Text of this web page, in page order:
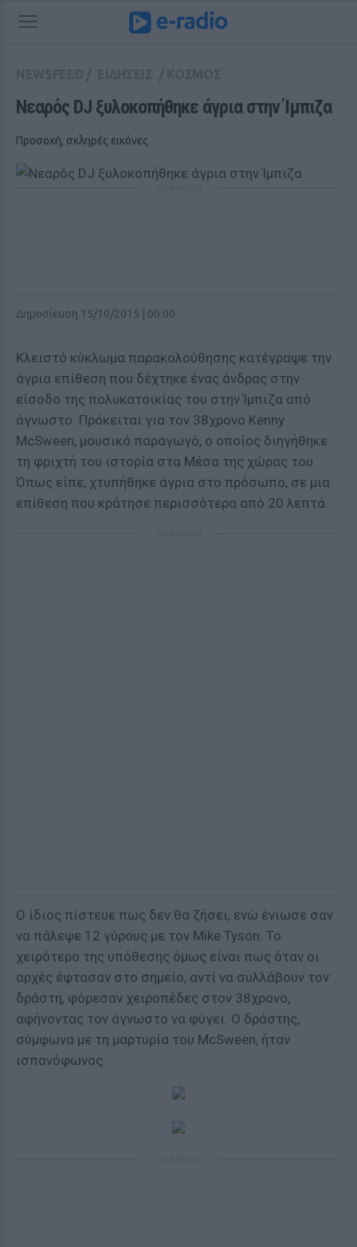
Νεαρός DJ ξυλοκοπήθηκε άγρια στην Ίμπιζα
Προσοχή, σκληρές εικόνες
Δημοσίευση 15/10/2015 | 00:00
Κλειστό κύκλωμα παρακολούθησης κατέγραψε την
άγρια επίθεση που δέχτηκε ένας άνδρας στην
είσοδο της πολυκατοικίας του στην Ίμπιζα από
άγνωστο. Πρόκειται για τον 38χρονο Kenny
McSween, μουσικό παραγωγό, ο οποίος διηγήθηκε
τη φριχτή του ιστορία στα Μέσα της χώρας του.
Όπως είπε, χτυπήθηκε άγρια στο πρόσωπο, σε μια
επίθεση που κράτησε περισσότερα από 20 λεπτά.
Ο ίδιος πίστευε πως δεν θα ζήσει, ενώ ένιωσε σαν
να πάλεψε 12 γύρους με τον Mike Tyson. Το
χειρότερο της υπόθεσης όμως είναι πως όταν οι
αρχές έφτασαν στο σημείο, αντί να συλλάβουν τον
δράστη, φόρεσαν χειροπέδες στον 38χρονο,
αφήνοντας τον άγνωστο να φύγει. Ο δράστης,
σύμφωνα με τη μαρτυρία του McSween, ήταν
ισπανόφωνος.